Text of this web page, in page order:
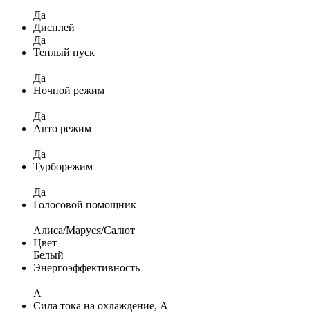
Да
Дисплей
Да
Теплый пуск
Да
Ночной режим
Да
Авто режим
Да
Турборежим
Да
Голосовой помощник
Алиса/Маруся/Салют
Цвет
Белый
Энергоэффективность
A
Сила тока на охлаждение, А